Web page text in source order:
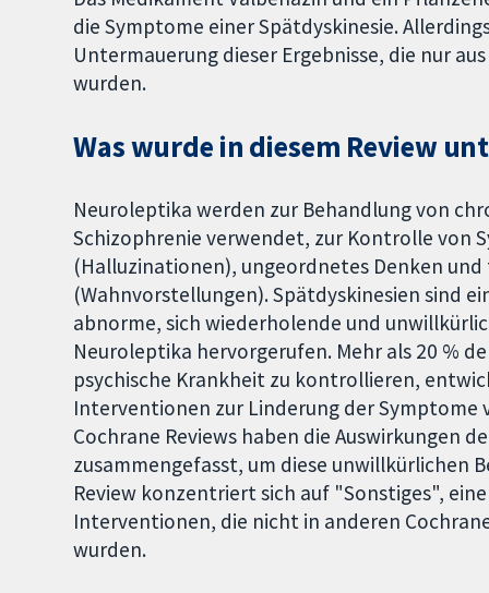
die Symptome einer Spätdyskinesie.
Untermauerung dieser Ergebnisse, die nur
wurden.
Was wurde in diesem Review
Neuroleptika werden zur Behandlung von
Schizophrenie verwendet, zur Kontrolle von
(Halluzinationen), ungeordnetes Denken
(Wahnvorstellungen). Spätdyskinesien sind
abnorme, sich wiederholende und
Neuroleptika hervorgerufen. Mehr als 20 %
psychische Krankheit zu kontrollieren,
Interventionen zur Linderung der Symptome
Cochrane Reviews haben die Auswirkungen
zusammengefasst, um diese unwillkürlichen
Review konzentriert sich auf "Sonstiges",
Interventionen, die nicht in anderen
wurden.